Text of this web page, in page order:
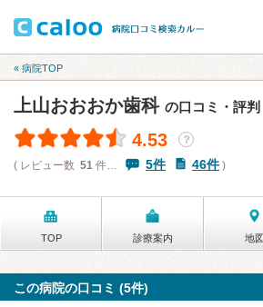
« 病院TOP
上山おおおか歯科 の口コミ・評判
4.53
？
( レビュー数 51 件… 5件 46件)
TOP 診療案内 地図
この病院の口コミ (5件)